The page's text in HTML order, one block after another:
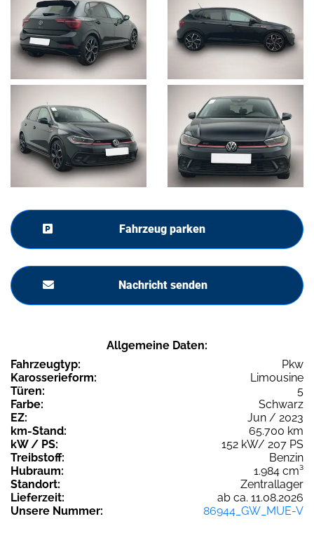
Fahrzeug parken
Nachricht senden
Allgemeine Daten:
Fahrzeugtyp:
Pkw
Karosserieform:
Limousine
Türen:
5
Farbe:
Schwarz
EZ:
Jun / 2023
km-Stand:
65.700 km
kW / PS:
152 kW/ 207 PS
Treibstoff:
Benzin
Hubraum:
1.984 cm³
Standort:
Zentrallager
Lieferzeit:
ab ca. 11.08.2026
Unsere Nummer:
86944_GW_MUE-V